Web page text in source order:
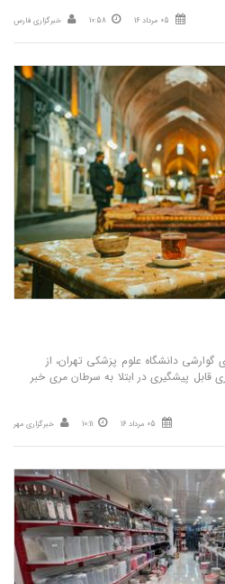
05 مرداد 16 10:58 خبرگزاری فارس
دانشگاه علوم پزشکی تهران، از
قابل‌ پیشگیری در ابتلا به سرطان مری خبر
05 مرداد 16 10:11 خبرگزاری مهر